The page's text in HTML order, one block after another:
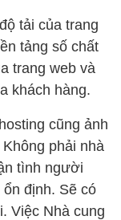
tải của trang
tảng số chất
trang web và
khách hàng.
cũng ảnh
phải nhà
tình người
định. Sẽ có
Việc Nhà cung